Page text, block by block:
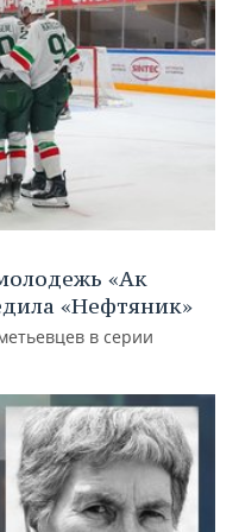
«Ак
«Нефтяник»
в серии